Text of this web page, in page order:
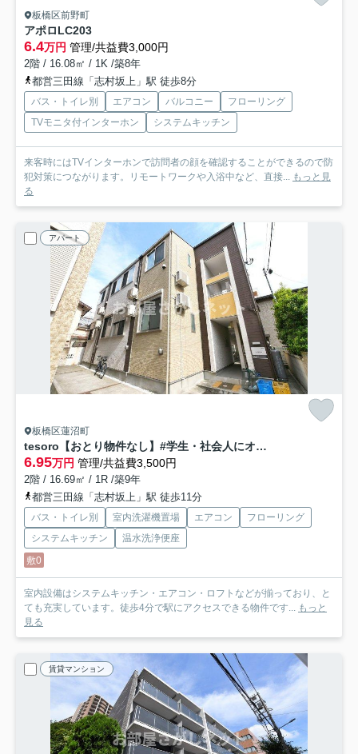
板橋区前野町
アポロLC203
6.4万円 管理/共益費3,000円
2階 / 16.08㎡ / 1K /築8年
都営三田線「志村坂上」駅 徒歩8分
バス・トイレ別 エアコン バルコニー
フローリング
TVモニタ付インターホン
システムキッチン
来客時にはTVインターホンで訪問者の顔を確認することができるので防
犯対策につながります。リモートワークや入浴中など、直接... もっと見
る
アパート
板橋区蓮沼町
tesoro【おとり物件なし】#学生・社会人にオススメ！初期費用分割払いOK！
6.95万円 管理/共益費3,500円
2階 / 16.69㎡ / 1R /築9年
都営三田線「志村坂上」駅 徒歩11分
バス・トイレ別 室内洗濯機置場 エアコン
フローリング
システムキッチン
温水洗浄便座
敷0
室内設備はシステムキッチン・エアコン・ロフトなどが揃っており、と
ても充実しています。徒歩4分で駅にアクセスできる物件です... もっと
見る
賃貸マンション